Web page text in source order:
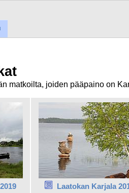
matkoilta, joiden pääpaino on
Laatokan Karjala